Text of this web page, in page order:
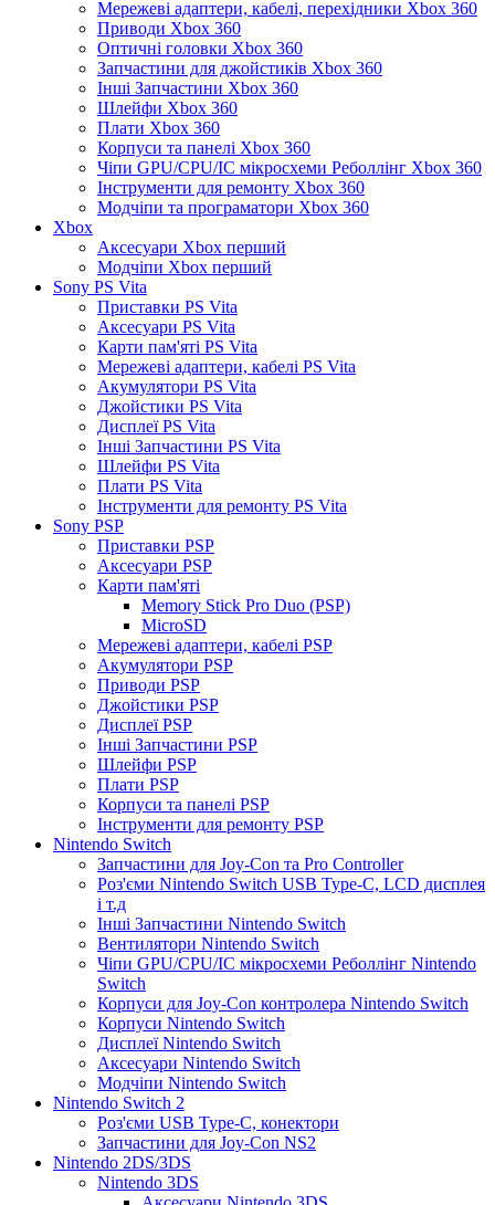
Мережеві адаптери, кабелі, перехідники Xbox 360
Приводи Xbox 360
Оптичні головки Xbox 360
Запчастини для джойстиків Xbox 360
Інші Запчастини Xbox 360
Шлейфи Xbox 360
Плати Xbox 360
Корпуси та панелі Xbox 360
Чіпи GPU/CPU/IC мікросхеми Реболлінг Xbox 360
Інструменти для ремонту Xbox 360
Модчіпи та програматори Xbox 360
Xbox
Аксесуари Xbox перший
Модчіпи Xbox перший
Sony PS Vita
Приставки PS Vita
Аксесуари PS Vita
Карти пам'яті PS Vita
Мережеві адаптери, кабелі PS Vita
Акумулятори PS Vita
Джойстики PS Vita
Дисплеї PS Vita
Інші Запчастини PS Vita
Шлейфи PS Vita
Плати PS Vita
Інструменти для ремонту PS Vita
Sony PSP
Приставки PSP
Аксесуари PSP
Карти пам'яті
Memory Stick Pro Duo (PSP)
MicroSD
Мережеві адаптери, кабелі PSP
Акумулятори PSP
Приводи PSP
Джойстики PSP
Дисплеї PSP
Інші Запчастини PSP
Шлейфи PSP
Плати PSP
Корпуси та панелі PSP
Інструменти для ремонту PSP
Nintendo Switch
Запчастини для Joy-Con та Pro Controller
Роз'єми Nintendo Switch USB Type-C, LCD дисплея
і т.д
Інші Запчастини Nintendo Switch
Вентилятори Nintendo Switch
Чіпи GPU/CPU/IC мікросхеми Реболлінг Nintendo
Switch
Корпуси для Joy-Con контролера Nintendo Switch
Корпуси Nintendo Switch
Дисплеї Nintendo Switch
Аксесуари Nintendo Switch
Модчіпи Nintendo Switch
Nintendo Switch 2
Роз'єми USB Type-C, конектори
Запчастини для Joy-Con NS2
Nintendo 2DS/3DS
Nintendo 3DS